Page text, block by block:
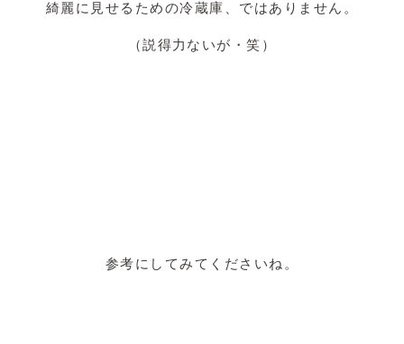
綺麗に見せるための冷蔵庫、ではありません。
（説得力ないが・笑）
参考にしてみてくださいね。